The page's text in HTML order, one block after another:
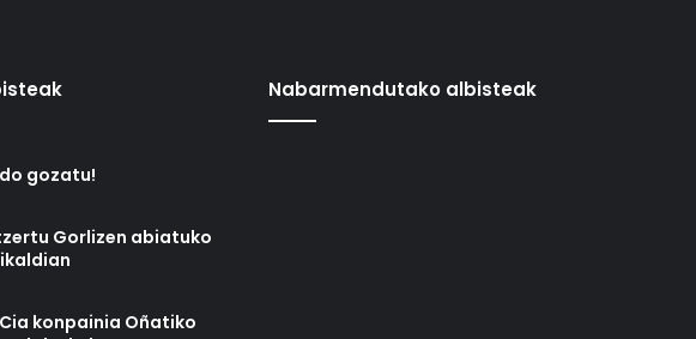
gozatu!
Gorlizen abiatuko
konpainia Oñatiko
Nabarmendutako albisteak